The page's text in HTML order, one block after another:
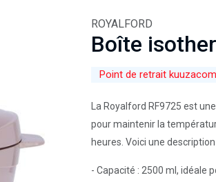
ROYALFORD
Boîte
Point de retrait
La Royalford RF9725 est
pour maintenir la
heures. Voici une
- Capacité : 2500 ml, idéale